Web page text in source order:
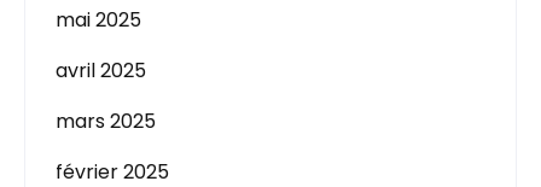
mai 2025
avril 2025
mars 2025
février 2025